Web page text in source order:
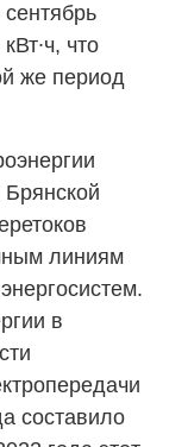
что
же период
Брянской
линиям
в
составило